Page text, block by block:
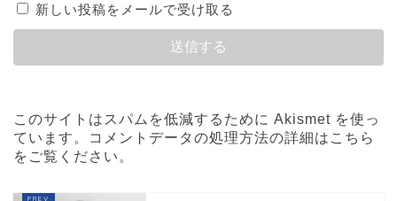
新しい投稿をメールで受け取る
このサイトはスパムを低減するために Akismet を使っ
ています。
コメントデータの処理方法の詳細はこちら
をご覧ください 。